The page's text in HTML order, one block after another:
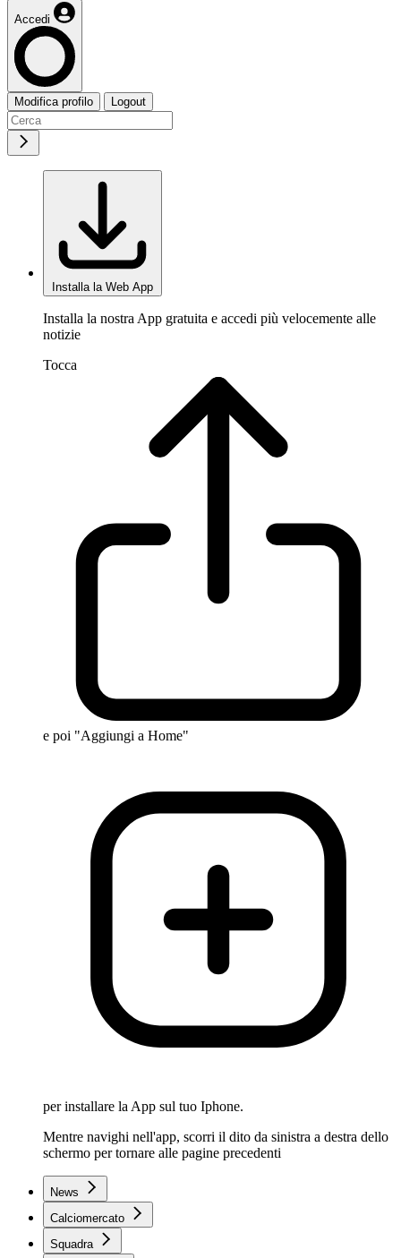
Accedi
Modifica profilo Logout
Installa la Web App
Installa la nostra App gratuita e accedi più velocemente alle
notizie
Tocca
e poi "Aggiungi a Home"
per installare la App sul tuo Iphone.
Mentre navighi nell'app, scorri il dito da sinistra a destra dello
schermo per tornare alle pagine precedenti
News
Calciomercato
Squadra